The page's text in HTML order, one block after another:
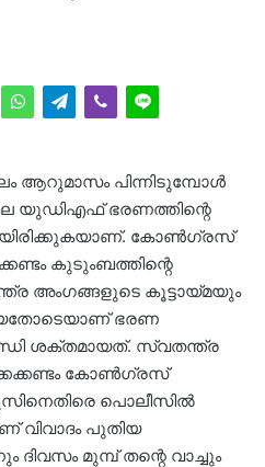
ആറുമാസം പിന്നിടുമ്പോൾ
യുഡിഎഫ് ഭരണത്തിന്റെ
കോൺഗ്രസ്
കുടുംബത്തിന്റെ
അംഗങ്ങളുടെ കൂട്ടായ്മയും
ഭരണ
ശക്തമായത്. സ്വതന്ത്ര
കോൺഗ്രസ്
പൊലീസിൽ
വിവാദം പുതിയ
മുമ്പ് തന്റെ വാച്ചും